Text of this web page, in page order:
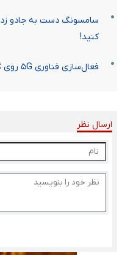
سامسونگ دست به جادو
کنید!
فعال‌سازی فناوری ۵G روی گوشی‌های سامسونگ در ایران
ارسال نظر